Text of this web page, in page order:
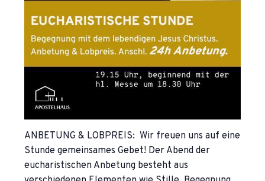
ANBETUNG & LOBPREIS: Wir freuen uns auf eine
Stunde gemeinsames Gebet! Der Abend der
eucharistischen Anbetung besteht aus